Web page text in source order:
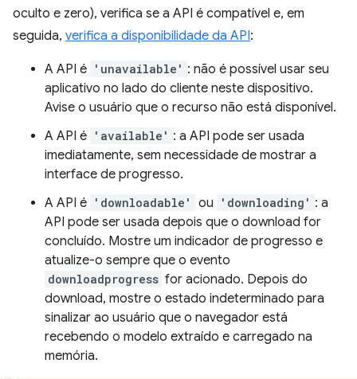
oculto e zero), verifica se a API é compatível e, em
seguida, verifica a disponibilidade da API:
A API é 'unavailable' : não é possível usar seu
aplicativo no lado do cliente neste dispositivo.
Avise o usuário que o recurso não está disponível.
A API é 'available' : a API pode ser usada
imediatamente, sem necessidade de mostrar a
interface de progresso.
A API é 'downloadable' ou 'downloading' : a
API pode ser usada depois que o download for
concluído. Mostre um indicador de progresso e
atualize-o sempre que o evento
downloadprogress for acionado. Depois do
download, mostre o estado indeterminado para
sinalizar ao usuário que o navegador está
recebendo o modelo extraído e carregado na
memória.